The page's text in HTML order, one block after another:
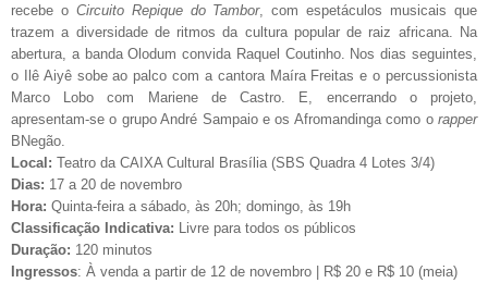
recebe o Circuito Repique do Tambor, com espetáculos musicais que
trazem a diversidade de ritmos da cultura popular de raiz africana. Na
abertura, a banda Olodum convida Raquel Coutinho. Nos dias seguintes,
o Ilê Aiyê sobe ao palco com a cantora Maíra Freitas e o percussionista
Marco Lobo com Mariene de Castro. E, encerrando o projeto,
apresentam-se o grupo André Sampaio e os Afromandinga como o rapper
BNegão.
Local: Teatro da CAIXA Cultural Brasília (SBS Quadra 4 Lotes 3/4)
Dias: 17 a 20 de novembro
Hora: Quinta-feira a sábado, às 20h; domingo, às 19h
Classificação Indicativa: Livre para todos os públicos
Duração: 120 minutos
Ingressos: À venda a partir de 12 de novembro | R$ 20 e R$ 10 (meia)